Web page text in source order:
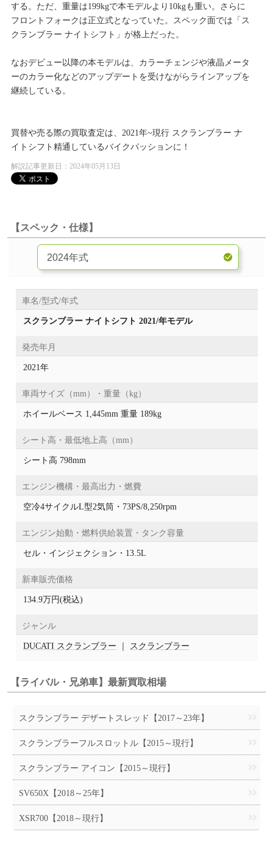
する。ただ、重量は199kgで本モデルより10kgも重い。さらに
フロントフォークは正立式となっていた。スペック面では「ス
クランブラー ナイトシフト」が格上だった。
なおデビュー以降の本モデルは、カラーチェンジや液晶メータ
ーのカラー化などのアップデートを受けながらラインアップを
継続している。
買替や売る際の買取査定は、2021年~現行 スクランブラー ナ
イトシフト精通しているバイクパッションに！
解説記事更新日：2024年05月13日
【スペック・仕様】
車名/型式/年式
スクランブラー ナイトシフト 2021/年モデル
発売年月
2021年
車両サイズ（mm）・重量（kg）
ホイールベース 1,445mm 重量 189kg
シート高・最低地上高（mm）
シート高 798mm
エンジン機構・最高出力・燃費
空冷4サイクルL型2気筒・73PS/8,250rpm
エンジン始動・燃料供給装置・タンク容量
セル・インジェクション・13.5L
新車販売価格
134.9万円(税込)
ジャンル
DUCATI スクランブラー ｜ スクランブラー
【ライバル・兄弟車】最新買取相場
スクランブラー デザートスレッド【2017～23年】
スクランブラーフルスロットル【2015～現行】
スクランブラー アイコン【2015～現行】
SV650X【2018～25年】
XSR700【2018～現行】